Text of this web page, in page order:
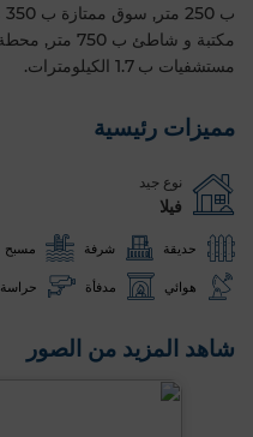
مستشفيات ب 1.7 الكيلومترات.
مميزات رئيسية
نوع جيد
فيلا
حديقة شرفة مسبح
هوائي مدفأة حراسة
شاهد المزيد من الصور